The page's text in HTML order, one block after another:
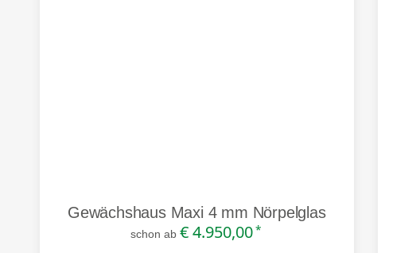
Gewächshaus Maxi 4 mm Nörpelglas
schon ab € 4.950,00*